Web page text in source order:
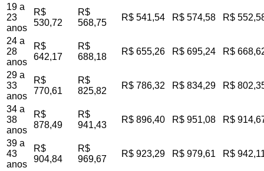
19 a
23
anos
R$
530,72
R$
568,75
R$ 541,54 R$ 574,58 R$
24 a
28
anos
R$
642,17
R$
688,18
R$ 655,26 R$ 695,24 R$
29 a
33
anos
R$
770,61
R$
825,82
R$ 786,32 R$ 834,29 R$
34 a
38
anos
R$
878,49
R$
941,43
R$ 896,40 R$ 951,08 R$
39 a
43
anos
R$
904,84
R$
969,67
R$ 923,29 R$ 979,61 R$